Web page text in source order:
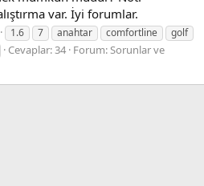
var. İyi forumlar.
1.6 7 anahtar comfortline
golf
Cevaplar: 34 Forum:Sorunlar ve